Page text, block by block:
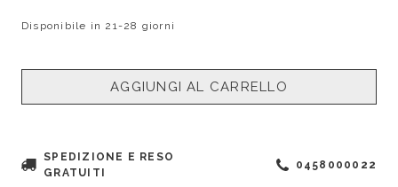
Disponibile in 21-28 giorni
AGGIUNGI AL CARRELLO
SPEDIZIONE E RESO
GRATUITI
0458000022